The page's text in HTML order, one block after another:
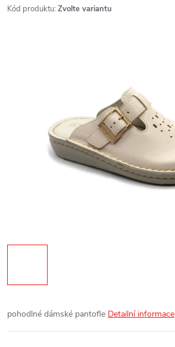
Kód produktu: Zvolte variantu
pohodlné dámské pantofle Detailní informace